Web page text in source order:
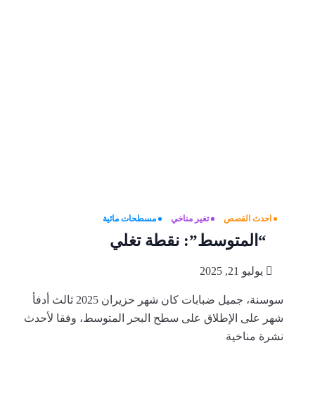
احدث القصص تغير مناخي مسطحات مائية
“المتوسط”: نقطة تغلي
يوليو 21, 2025
سوسنة، جميل ضبابات كان شهر حزيران 2025 ثالث أدفأ
شهر على الإطلاق على سطح البحر المتوسط، وفقا لأحدث
نشرة مناخية